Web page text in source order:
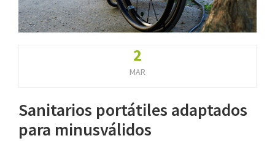
2
MAR
Sanitarios portátiles adaptados
para minusválidos